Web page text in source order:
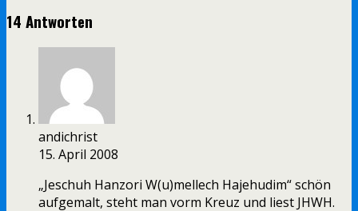
14 Antworten
andichrist
15. April 2008
„Jeschuh Hanzori W(u)mellech Hajehudim“ schön
aufgemalt, steht man vorm Kreuz und liest JHWH.